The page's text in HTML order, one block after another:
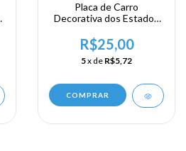
Placa de Carro
Decorativa dos Estados
New York - Broadway
R$25,00
5x de R$5,72
COMPRAR